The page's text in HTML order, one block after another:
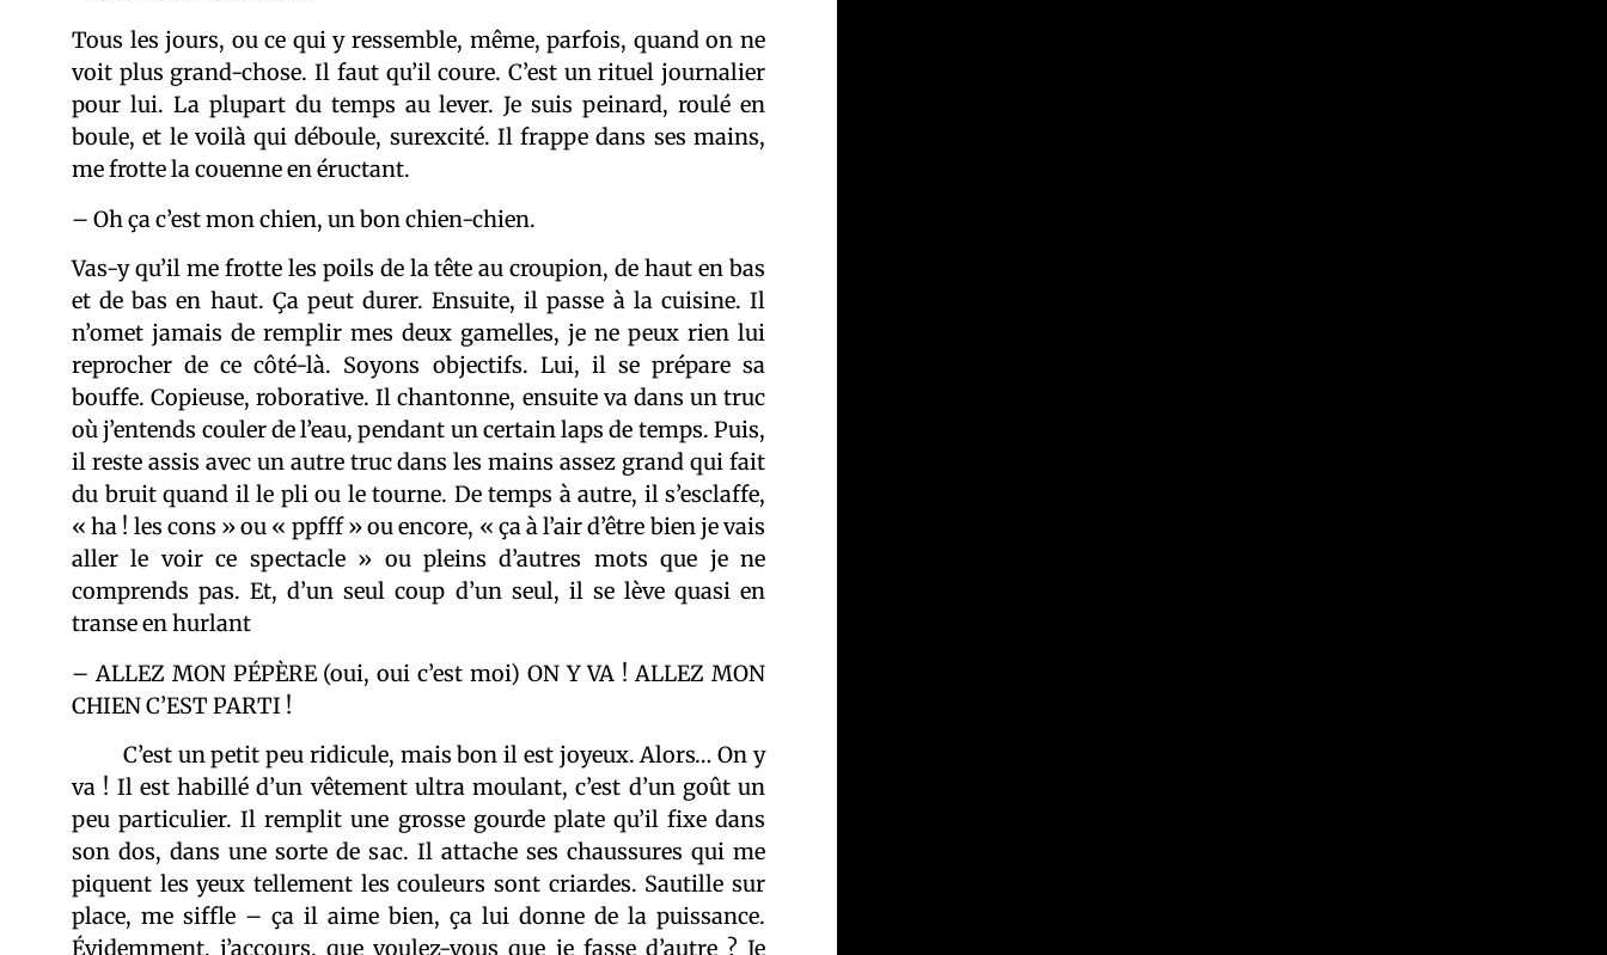
Tous les jours, ou ce qui y ressemble, même, parfois, quand on ne
voit plus grand-chose. Il faut qu’il coure. C’est un rituel journalier
pour lui. La plupart du temps au lever. Je suis peinard, roulé en
boule, et le voilà qui déboule, surexcité. Il frappe dans ses mains,
me frotte la couenne en éructant.
– Oh ça c’est mon chien, un bon chien-chien.
Vas-y qu’il me frotte les poils de la tête au croupion, de haut en bas
et de bas en haut. Ça peut durer. Ensuite, il passe à la cuisine. Il
n’omet jamais de remplir mes deux gamelles, je ne peux rien lui
reprocher de ce côté-là. Soyons objectifs. Lui, il se prépare sa
bouffe. Copieuse, roborative. Il chantonne, ensuite va dans un truc
où j’entends couler de l’eau, pendant un certain laps de temps. Puis,
il reste assis avec un autre truc dans les mains assez grand qui fait
du bruit quand il le pli ou le tourne. De temps à autre, il s’esclaffe,
« ha ! les cons » ou « ppfff » ou encore, « ça à l’air d’être bien je vais
aller le voir ce spectacle » ou pleins d’autres mots que je ne
comprends pas. Et, d’un seul coup d’un seul, il se lève quasi en
transe en hurlant
– ALLEZ MON PÉPÈRE (oui, oui c’est moi) ON Y VA ! ALLEZ MON
CHIEN C’EST PARTI !
C’est un petit peu ridicule, mais bon il est joyeux. Alors… On y
va ! Il est habillé d’un vêtement ultra moulant, c’est d’un goût un
peu particulier. Il remplit une grosse gourde plate qu’il fixe dans
son dos, dans une sorte de sac. Il attache ses chaussures qui me
piquent les yeux tellement les couleurs sont criardes. Sautille sur
place, me siffle – ça il aime bien, ça lui donne de la puissance.
Évidemment, j’accours, que voulez-vous que je fasse d’autre ? Je